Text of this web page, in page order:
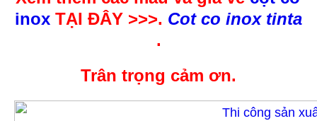
inox TẠI ĐÂY >>>. Cot co inox tinta
.
Trân trọng cảm ơn.